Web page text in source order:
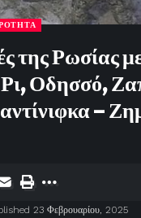
της Ρωσίας
Οδησσό,
–
23 Φεβρουαρίου, 2025